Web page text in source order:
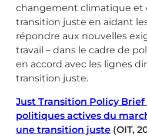
changement climatique et
transition juste en aidant
répondre aux nouvelles
travail – dans le cadre de
en accord avec les lignes
transition juste.
Just Transition Policy Brief
politiques actives du
une transition juste (OIT,